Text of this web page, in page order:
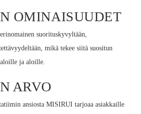
OMINAISUUDET
suorituskyvyltään,
mikä tekee siitä suositun
ja aloille.
ARVO
ansiosta MISIRUI tarjoaa asiakkaille